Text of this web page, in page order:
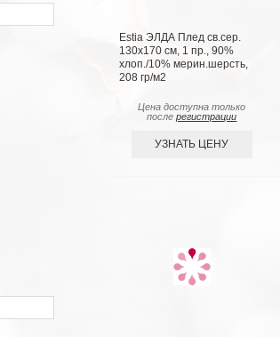
Estia ЭЛДА Плед св.сер.
130х170 см, 1 пр., 90%
хлоп./10% мерин.шерсть,
208 гр/м2
Цена доступна только
послерегистрации
УЗНАТЬ ЦЕНУ